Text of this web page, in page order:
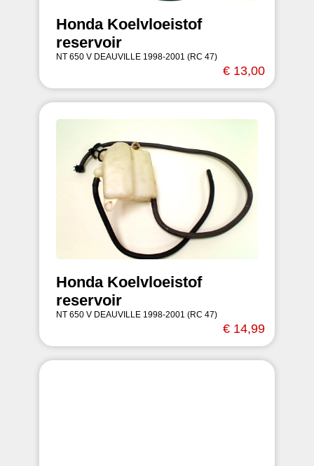
Honda Koelvloeistof
reservoir
NT 650 V DEAUVILLE 1998-2001 (RC 47)
€ 13,00
Honda Koelvloeistof
reservoir
NT 650 V DEAUVILLE 1998-2001 (RC 47)
€ 14,99